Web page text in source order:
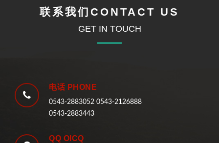
联系我们CONTACT US
GET IN TOUCH
电话 PHONE
0543-2883052 0543-2126888
0543-2883443
QQ OICQ